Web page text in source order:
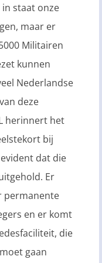
staat onze
maar er
Militairen
kunnen
Nederlandse
deze
herinnert het
bij
dat die
Er
permanente
en er komt
die
gaan